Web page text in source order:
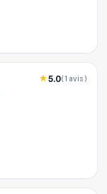
5.0(1 avis)